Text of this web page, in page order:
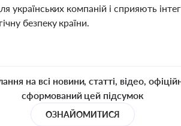
українських компаній і сприяють
безпеку країни.
на всі новини, статті, відео,
сформований цей підсумок
ОЗНАЙОМИТИСЯ